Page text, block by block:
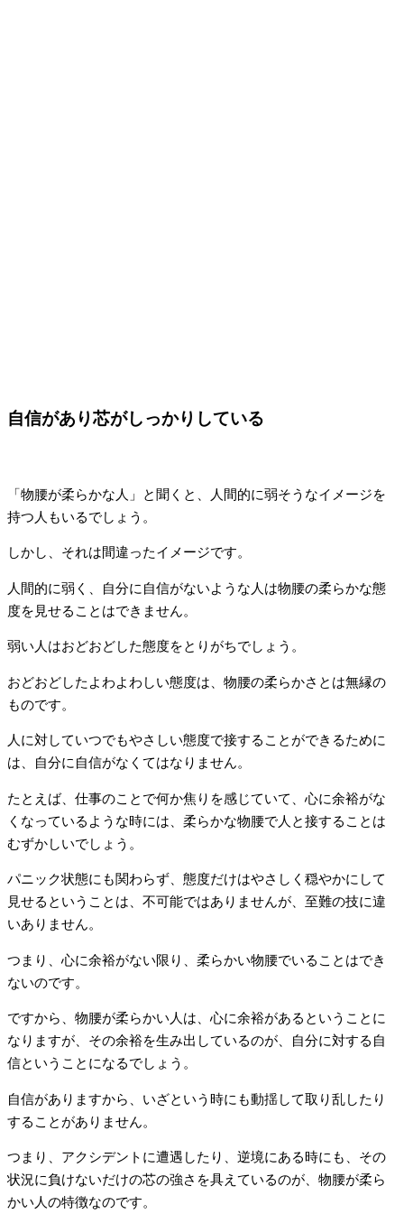
自信があり芯がしっかりしている
「物腰が柔らかな人」と聞くと、人間的に弱そうなイメージを
持つ人もいるでしょう。
しかし、それは間違ったイメージです。
人間的に弱く、自分に自信がないような人は物腰の柔らかな態
度を見せることはできません。
弱い人はおどおどした態度をとりがちでしょう。
おどおどしたよわよわしい態度は、物腰の柔らかさとは無縁の
ものです。
人に対していつでもやさしい態度で接することができるために
は、自分に自信がなくてはなりません。
たとえば、仕事のことで何か焦りを感じていて、心に余裕がな
くなっているような時には、柔らかな物腰で人と接することは
むずかしいでしょう。
パニック状態にも関わらず、態度だけはやさしく穏やかにして
見せるということは、不可能ではありませんが、至難の技に違
いありません。
つまり、心に余裕がない限り、柔らかい物腰でいることはでき
ないのです。
ですから、物腰が柔らかい人は、心に余裕があるということに
なりますが、その余裕を生み出しているのが、自分に対する自
信ということになるでしょう。
自信がありますから、いざという時にも動揺して取り乱したり
することがありません。
つまり、アクシデントに遭遇したり、逆境にある時にも、その
状況に負けないだけの芯の強さを具えているのが、物腰が柔ら
かい人の特徴なのです。